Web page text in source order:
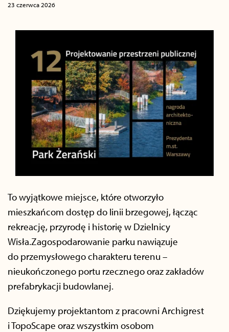
23 czerwca 2026
To wyjątkowe miejsce, które otworzyło
mieszkańcom dostęp do linii brzegowej, łącząc
rekreację, przyrodę i historię w Dzielnicy
Wisła.Zagospodarowanie parku nawiązuje
do przemysłowego charakteru terenu –
nieukończonego portu rzecznego oraz zakładów
prefabrykacji budowlanej.
Dziękujemy projektantom z pracowni Archigrest
i TopoScape oraz wszystkim osobom